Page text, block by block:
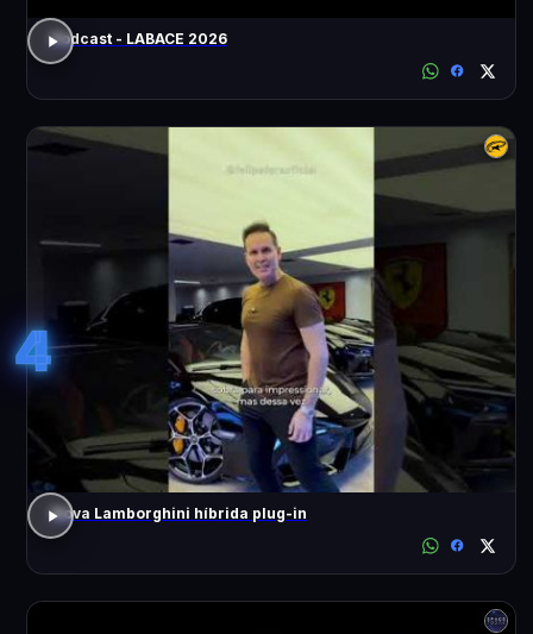
Podcast - LABACE 2026
4
Nova Lamborghini híbrida plug-in